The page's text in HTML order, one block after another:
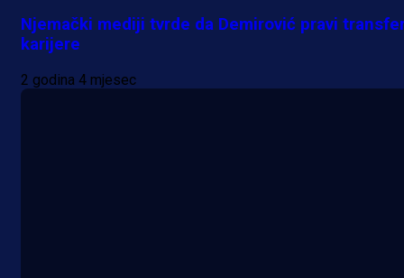
Njemački mediji tvrde da Demirović pravi
karijere
2 godina 4 mjesec